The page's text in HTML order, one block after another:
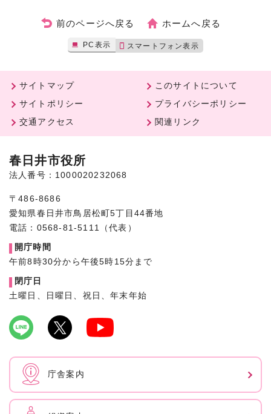
前のページへ戻る ホームへ戻る
PC表示 スマートフォン表示
サイトマップ
このサイトについて
サイトポリシー
プライバシーポリシー
交通アクセス
関連リンク
春日井市役所
法人番号：1000020232068
〒486-8686
愛知県春日井市鳥居松町5丁目44番地
電話：0568-81-5111（代表）
開庁時間
午前8時30分から午後5時15分まで
閉庁日
土曜日、日曜日、祝日、年末年始
庁舎案内